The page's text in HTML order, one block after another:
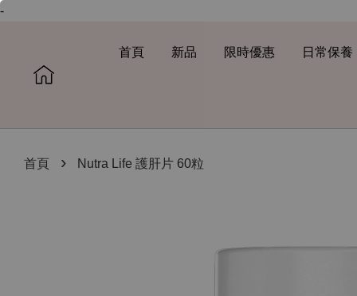
-
首頁 新品 限時優惠 日常保養
首頁 › Nutra Life 護肝片 60粒